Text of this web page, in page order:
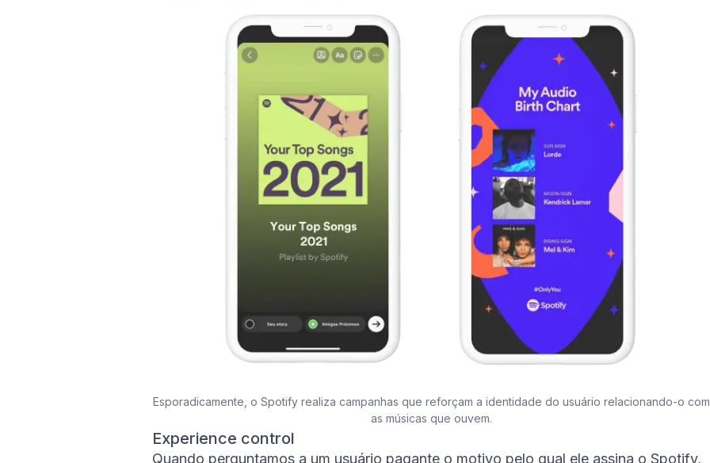
Esporadicamente, o Spotify realiza campanhas que reforçam a identidade do usuário relacionando-o com
as músicas que ouvem.
Experience control
Quando perguntamos a um usuário pagante o motivo pelo qual ele assina o Spotify,